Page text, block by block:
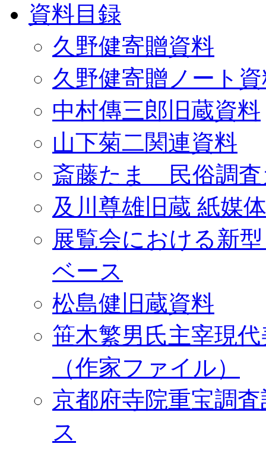
資料目録
久野健寄贈資料
久野健寄贈ノート
中村傳三郎旧蔵資料
山下菊二関連資料
斎藤たま 民俗調査
及川尊雄旧蔵 紙媒
展覧会における新
ベース
松島健旧蔵資料
笹木繁男氏主宰現
（作家ファイル）
京都府寺院重宝調
ス